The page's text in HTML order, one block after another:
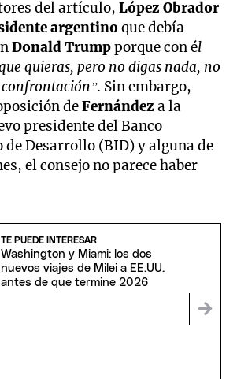
del artículo,López Obrador
argentinoque debía
Donald Trumpporque con él
quieras, pero no digas nada, no
Sin embargo,
deFernándeza la
presidente del Banco
Desarrollo (BID) y alguna de
el consejo no parece haber
TE PUEDE INTERESAR
Washington y Miami: los dos
nuevos viajes de Milei a EE.UU.
antes de que termine 2026